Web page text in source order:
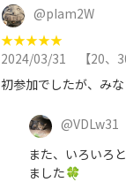
@pIam2W
★★★★★
2024/03/31
【20、
初参加でしたが、み
@VDLw31
また、いろいろ
ました🍀